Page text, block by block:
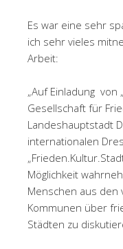
Es war eine sehr
ich sehr vieles
Arbeit:
„Auf Einladung von
Gesellschaft für
Landeshauptstadt
internationalen
Möglichkeit
Menschen aus
Kommunen über
Städten zu